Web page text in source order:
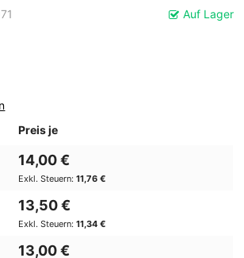
Auf Lager
Preis je
14,00 €
11,76 €
13,50 €
11,34 €
13,00 €